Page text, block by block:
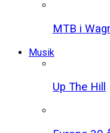
MTB i
Musik
Up The Hill